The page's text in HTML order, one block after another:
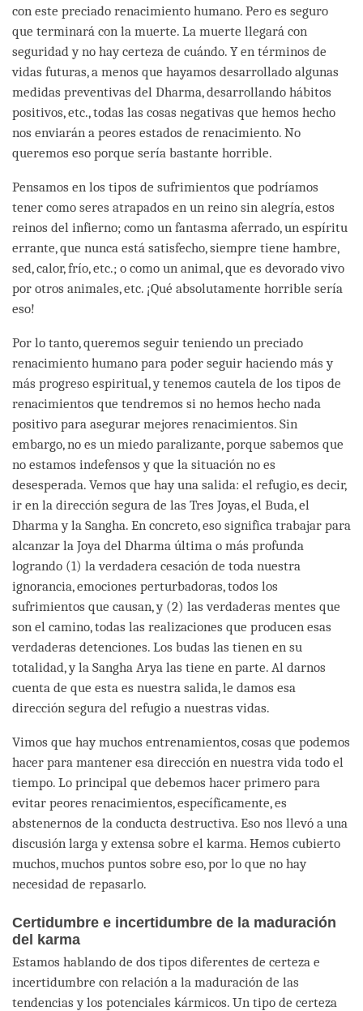
con este preciado renacimiento humano. Pero es seguro
que terminará con la muerte. La muerte llegará con
seguridad y no hay certeza de cuándo. Y en términos de
vidas futuras, a menos que hayamos desarrollado algunas
medidas preventivas del Dharma, desarrollando hábitos
positivos, etc., todas las cosas negativas que hemos hecho
nos enviarán a peores estados de renacimiento. No
queremos eso porque sería bastante horrible.
Pensamos en los tipos de sufrimientos que podríamos
tener como seres atrapados en un reino sin alegría, estos
reinos del infierno; como un fantasma aferrado, un espíritu
errante, que nunca está satisfecho, siempre tiene hambre,
sed, calor, frío, etc.; o como un animal, que es devorado vivo
por otros animales, etc. ¡Qué absolutamente horrible sería
eso!
Por lo tanto, queremos seguir teniendo un preciado
renacimiento humano para poder seguir haciendo más y
más progreso espiritual, y tenemos cautela de los tipos de
renacimientos que tendremos si no hemos hecho nada
positivo para asegurar mejores renacimientos. Sin
embargo, no es un miedo paralizante, porque sabemos que
no estamos indefensos y que la situación no es
desesperada. Vemos que hay una salida: el refugio, es decir,
ir en la dirección segura de las Tres Joyas, el Buda, el
Dharma y la Sangha. En concreto, eso significa trabajar para
alcanzar la Joya del Dharma última o más profunda
logrando (1) la verdadera cesación de toda nuestra
ignorancia, emociones perturbadoras, todos los
sufrimientos que causan, y (2) las verdaderas mentes que
son el camino, todas las realizaciones que producen esas
verdaderas detenciones. Los budas las tienen en su
totalidad, y la Sangha Arya las tiene en parte. Al darnos
cuenta de que esta es nuestra salida, le damos esa
dirección segura del refugio a nuestras vidas.
Vimos que hay muchos entrenamientos, cosas que podemos
hacer para mantener esa dirección en nuestra vida todo el
tiempo. Lo principal que debemos hacer primero para
evitar peores renacimientos, específicamente, es
abstenernos de la conducta destructiva. Eso nos llevó a una
discusión larga y extensa sobre el karma. Hemos cubierto
muchos, muchos puntos sobre eso, por lo que no hay
necesidad de repasarlo.
Certidumbre e incertidumbre de la maduración
del karma
Estamos hablando de dos tipos diferentes de certeza e
incertidumbre con relación a la maduración de las
tendencias y los potenciales kármicos. Un tipo de certeza